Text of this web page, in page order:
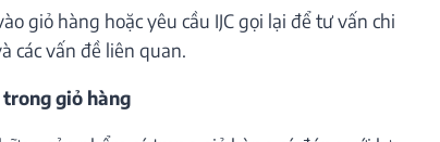
giỏ hàng hoặc yêu cầu IJC gọi lại để tư vấn chi
các vấn đề liên quan.
trong giỏ hàng